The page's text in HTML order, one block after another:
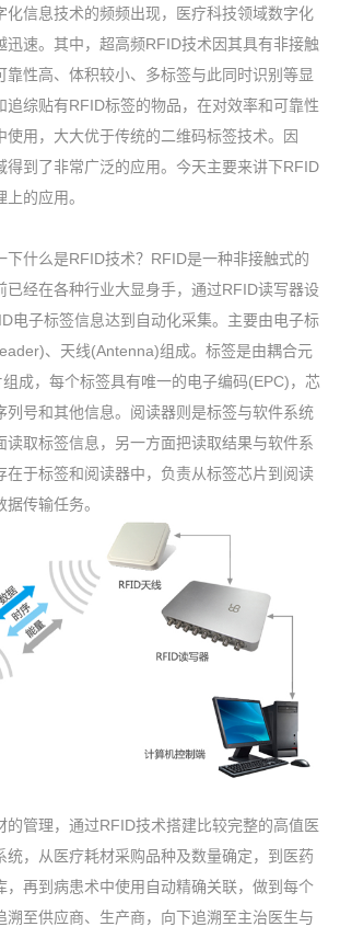
化信息技术的频频出现，医疗科技领域数字化
迅速。其中，超高频RFID技术因其具有非接触
靠性高、体积较小、多标签与此同时识别等显
追综贴有RFID标签的物品，在对效率和可靠性
使用，大大优于传统的二维码标签技术。因
得到了非常广泛的应用。今天主要来讲下RFID
的应用。
下什么是RFID技术？RFID是一种非接触式的
已经在各种行业大显身手，通过RFID读写器设
电子标签信息达到自动化采集。主要由电子标
、天线(Antenna)组成。标签是由耦合元
成，每个标签具有唯一的电子编码(EPC)，芯
列号和其他信息。阅读器则是标签与软件系统
读取标签信息，另一方面把读取结果与软件系
在于标签和阅读器中，负责从标签芯片到阅读
传输任务。
的管理，通过RFID技术搭建比较完整的高值医
统，从医疗耗材采购品种及数量确定，到医药
，再到病患术中使用自动精确关联，做到每个
溯至供应商、生产商，向下追溯至主治医生与